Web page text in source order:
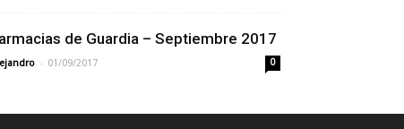
de Guardia – Septiembre 2017
- 01/09/2017 0